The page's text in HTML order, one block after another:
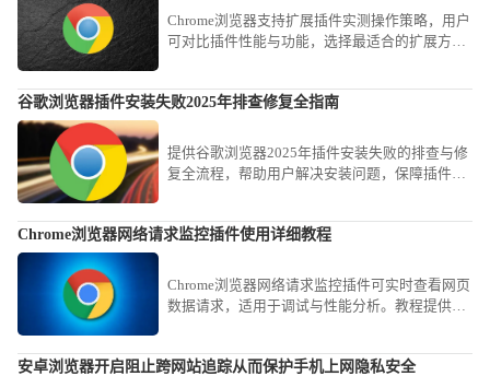
Chrome浏览器支持扩展插件实测操作策略，用户
可对比插件性能与功能，选择最适合的扩展方
谷歌浏览器插件安装失败2025年排查修复全指南
提供谷歌浏览器2025年插件安装失败的排查与修
复全流程，帮助用户解决安装问题，保障插件功
Chrome浏览器网络请求监控插件使用详细教程
Chrome浏览器网络请求监控插件可实时查看网页
数据请求，适用于调试与性能分析。教程提供安
安卓浏览器开启阻止跨网站追踪从而保护手机上网隐私安全